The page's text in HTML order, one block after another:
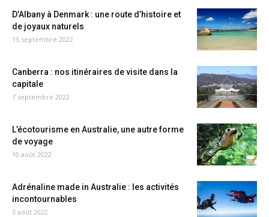
D’Albany à Denmark : une route d’histoire et
de joyaux naturels
15 septembre 2022
Canberra : nos itinéraires de visite dans la
capitale
7 septembre 2022
L’écotourisme en Australie, une autre forme
de voyage
10 août 2022
Adrénaline made in Australie : les activités
incontournables
3 août 2022